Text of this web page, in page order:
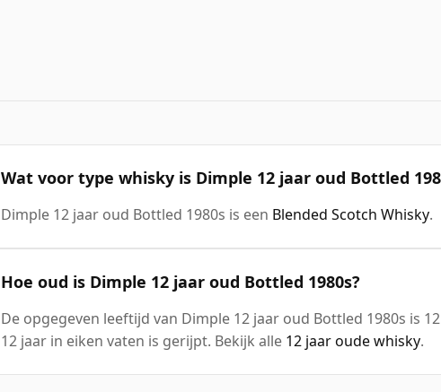
Wat voor type whisky is Dimple 12 jaar oud Bottled
Dimple 12 jaar oud Bottled 1980s is een Blended Scotch Whisky.
Hoe oud is Dimple 12 jaar oud Bottled 1980s?
De opgegeven leeftijd van Dimple 12 jaar oud Bottled 1980s is
12 jaar in eiken vaten is gerijpt. Bekijk alle 12 jaar oude whisky.